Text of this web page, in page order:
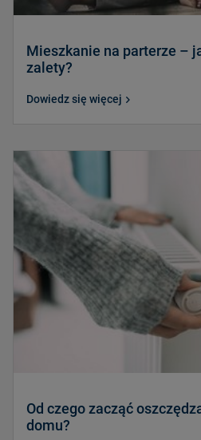
Mieszkanie na parterze –
zalety?
Dowiedz się więcej
Od czego zacząć
domu?